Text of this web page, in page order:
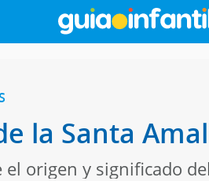
la Santa
el origen y significado